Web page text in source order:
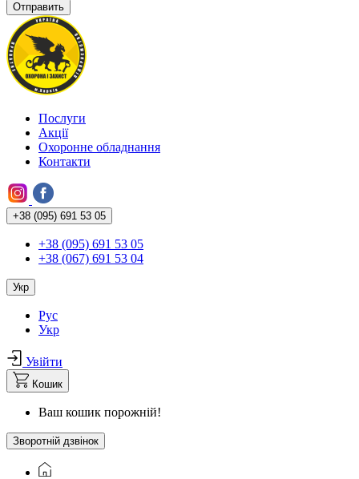
Отправить
Послуги
Акції
Охоронне обладнання
Контакти
+38 (095) 691 53 05
+38 (095) 691 53 05
+38 (067) 691 53 04
Укр
Рус
Укр
Увійти
Кошик
Ваш кошик порожній!
Зворотній дзвінок